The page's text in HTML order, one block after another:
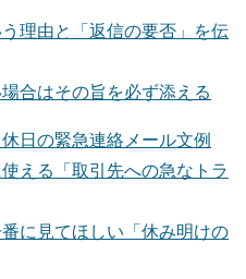
理由と「返信の要否」を伝
合はその旨を必ず添える
日の緊急連絡メール文例
える「取引先への急なトラ
に見てほしい「休み明けの